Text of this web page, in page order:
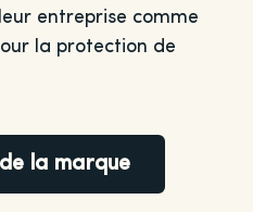
entreprise comme
la protection de
la marque